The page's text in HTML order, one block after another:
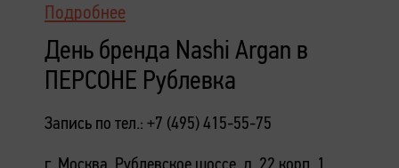
Подробнее
День бренда Nashi Argan в
ПЕРСОНЕ Рублевка
Запись по тел.: +7 (495) 415-55-75
г. Москва, Рублевское шоссе, д. 22 корп. 1